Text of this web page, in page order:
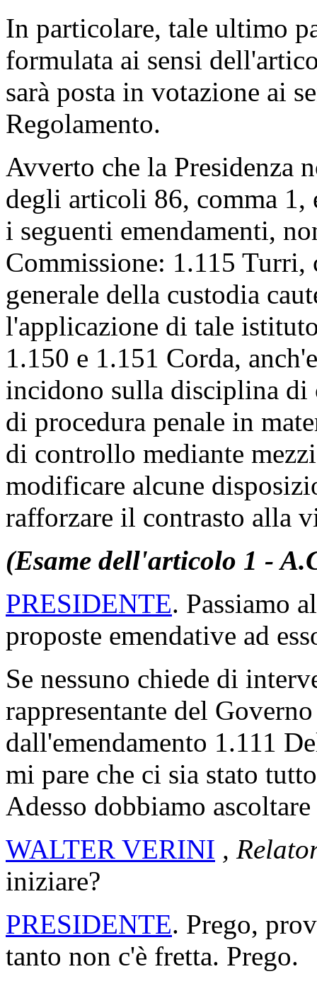
In particolare, tale ultimo
formulata ai sensi
sarà posta in votazione ai
Regolamento.
Avverto che la Presidenza
degli articoli 86, comma 1,
i seguenti emendamenti,
Commissione: 1.115
generale della custodia
l'applicazione di tale
1.150 e 1.151 Corda,
incidono sulla disciplina
di procedura penale in
di controllo mediante
modificare alcune
rafforzare il contrasto alla
(Esame dell'articolo 1 -
PRESIDENTE. Passiamo
proposte emendative ad
Se nessuno chiede di
rappresentante del
dall'emendamento 1.111
mi pare che ci sia stato
Adesso dobbiamo
WALTER VERINI ,
iniziare?
PRESIDENTE. Prego,
tanto non c'è fretta. Prego.